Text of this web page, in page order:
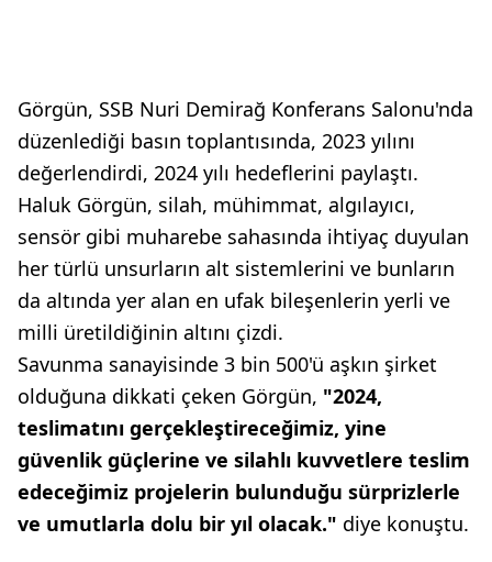
Görgün, SSB Nuri Demirağ Konferans Salonu'nda
düzenlediği basın toplantısında, 2023 yılını
değerlendirdi, 2024 yılı hedeflerini paylaştı.
Haluk Görgün, silah, mühimmat, algılayıcı,
sensör gibi muharebe sahasında ihtiyaç duyulan
her türlü unsurların alt sistemlerini ve bunların
da altında yer alan en ufak bileşenlerin yerli ve
milli üretildiğinin altını çizdi.
Savunma sanayisinde 3 bin 500'ü aşkın şirket
olduğuna dikkati çeken Görgün, "2024,
teslimatını gerçekleştireceğimiz, yine
güvenlik güçlerine ve silahlı kuvvetlere teslim
edeceğimiz projelerin bulunduğu sürprizlerle
ve umutlarla dolu bir yıl olacak." diye konuştu.